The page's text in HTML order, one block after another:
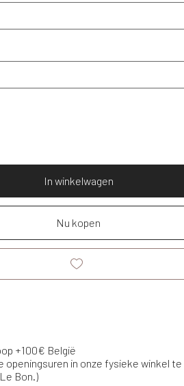
In winkelwagen
Nu kopen
+100€ België
openingsuren in onze fysieke winkel te
Bon.)